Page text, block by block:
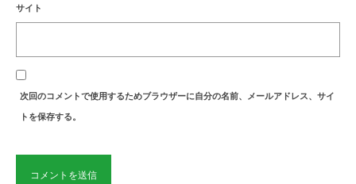
サイト
次回のコメントで使用するためブラウザーに自分の名前、メールアドレス、サイ
トを保存する。